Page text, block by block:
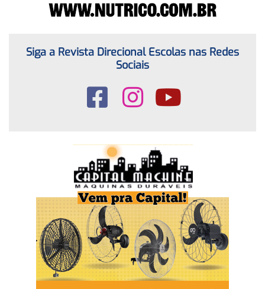
Siga a Revista Direcional Escolas nas Redes
Sociais